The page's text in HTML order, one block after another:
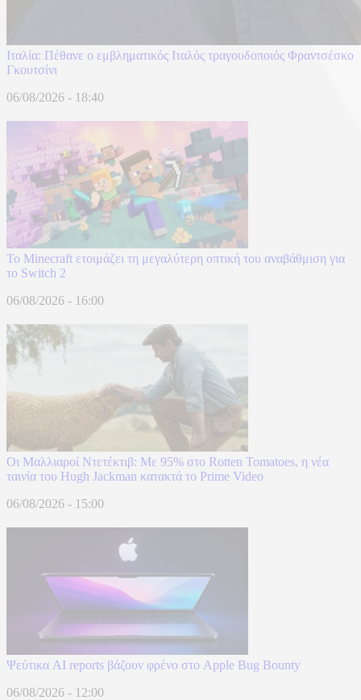
Ιταλία: Πέθανε ο εμβληματικός Ιταλός τραγουδοποιός Φραντσέσκο
Γκουτσίνι
06/08/2026 - 18:40
Το Minecraft ετοιμάζει τη μεγαλύτερη οπτική του αναβάθμιση για
το Switch 2
06/08/2026 - 16:00
Οι Μαλλιαροί Ντετέκτιβ: Με 95% στο Rotten Tomatoes, η νέα
ταινία του Hugh Jackman κατακτά το Prime Video
06/08/2026 - 15:00
Ψεύτικα AI reports βάζουν φρένο στο Apple Bug Bounty
06/08/2026 - 12:00